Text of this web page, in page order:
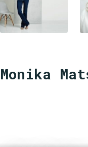
Monika